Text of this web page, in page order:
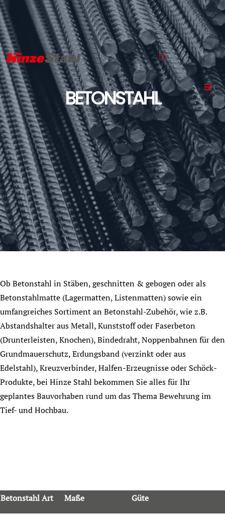
BETONSTAHL
Ob Betonstahl in Stäben, geschnitten & gebogen oder als
Betonstahlmatte (Lagermatten, Listenmatten) sowie ein
umfangreiches Sortiment an Betonstahl-Zubehör, wie z.B.
Abstandshalter aus Metall, Kunststoff oder Faserbeton
(Drunterleisten, Knochen), Bindedraht, Noppenbahnen für den
Grundmauerschutz, Erdungsband (verzinkt oder aus
Edelstahl), Kreuzverbinder, Halfen-Erzeugnisse oder Schöck-
Produkte, bei Hinze Stahl bekommen Sie alles für Ihr
geplantes Bauvorhaben rund um das Thema Bewehrung im
Tief- und Hochbau.
Betonstahl Art Maße Güte